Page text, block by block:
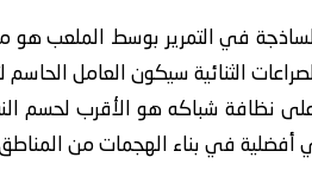
في التمرير بوسط الملعب
الثنائية سيكون العامل
نظافة شباكه هو الأقرب لحسم